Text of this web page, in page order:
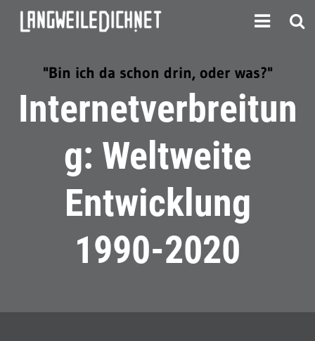
"Bin ich da schon drin, oder was?"
Internetverbreitun
g: Weltweite
Entwicklung
1990-2020